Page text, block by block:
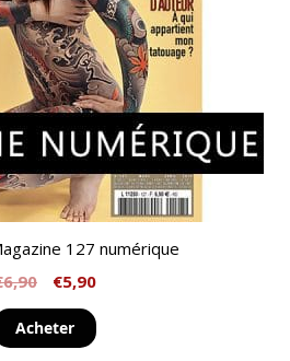
127 numérique
6,90 €5,90
Acheter